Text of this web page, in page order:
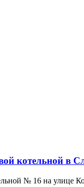
котельной в
№ 16 на улице